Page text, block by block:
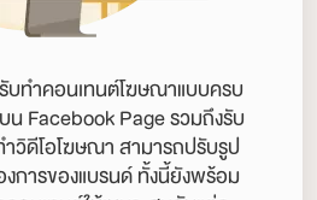
บทำคอนเทนต์โฆษณาแบบครบ
Facebook Page รวมถึงรับ
วิดีโอโฆษณา สามารถปรับรูป
การของแบรนด์ ทั้งนี้ยังพร้อม